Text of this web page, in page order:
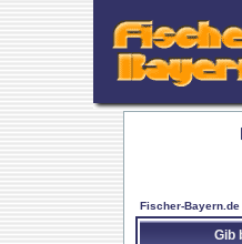
Fischer-
Gib